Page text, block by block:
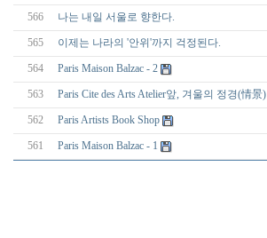
566 나는 내일 서울로 향한다.
565 이제는 나라의 '안위'까지 걱정된다.
564 Paris Maison Balzac - 2
563 Paris Cite des Arts Atelier앞, 겨울의 정경(情景)
562 Paris Artists Book Shop
561 Paris Maison Balzac - 1